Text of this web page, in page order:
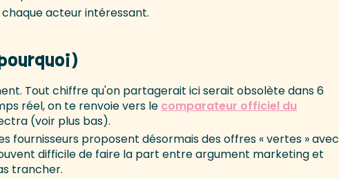
chaque acteur intéressant.
Tout chiffre qu'on partagerait ici serait obsolète dans 6
réel, on te renvoie vers le comparateur officiel du
(voir plus bas).
fournisseurs proposent désormais des offres « vertes » avec
difficile de faire la part entre argument marketing et
trancher.